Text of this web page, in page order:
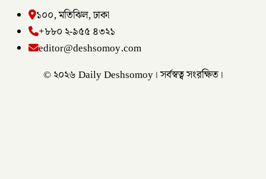
১০০, মতিঝিল, ঢাকা
+৮৮০ ২-৯৫৫ ৪৩২১
editor@deshsomoy.com
© ২০২৬ Daily Deshsomoy। সর্বস্বত্ব সংরক্ষিত।